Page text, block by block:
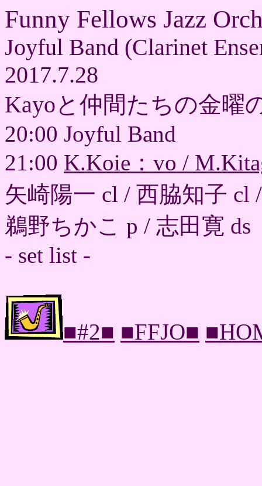
Funny Fellows Jazz
Joyful Band (Clarinet
2017.7.28
Kayoと仲間たちの金曜
20:00 Joyful Band
21:00 K.Koie：vo /
矢崎陽一 cl / 西脇知子 cl
鵜野ちかこ p / 志田寛 ds
- set list -
■#2■ ■FFJO■